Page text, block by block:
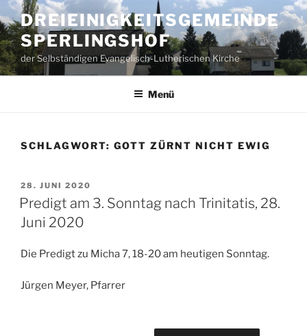
Zum
Inhalt
springen
DREIEINIGKEITSGEMEINDE
SPERLINGSHOF
der Selbständigen Evangelisch-Lutherischen Kirche
Menü
SCHLAGWORT: GOTT ZÜRNT NICHT EWIG
VERÖFFENTLICHT
AM
28. JUNI 2020
Predigt am 3. Sonntag nach Trinitatis, 28.
Juni 2020
Die Predigt zu Micha 7, 18-20 am heutigen Sonntag.
Jürgen Meyer, Pfarrer